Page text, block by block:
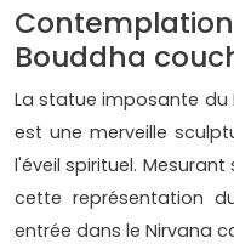
Bouddha
La statue imposante du
est une merveille
l'éveil spirituel.
cette représentation
entrée dans le Nirvana